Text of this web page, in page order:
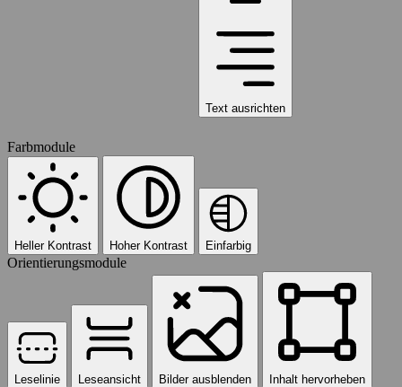
Text ausrichten
Farbmodule
Heller Kontrast Hoher Kontrast Einfarbig
Orientierungsmodule
Leselinie Leseansicht Bilder ausblenden Inhalt hervorheben